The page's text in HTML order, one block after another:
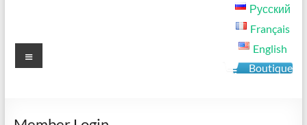
Русский
Français
English
Boutique
Menu